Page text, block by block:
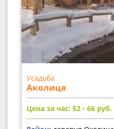
Усадьба
Аколица
Цена за час: 52 - 66 руб.